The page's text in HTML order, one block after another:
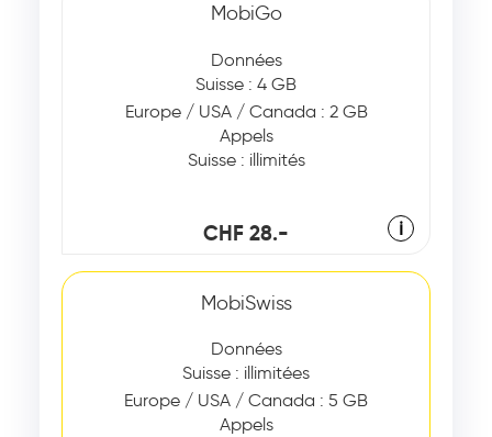
MobiGo
Données
Suisse : 4 GB
Europe / USA / Canada : 2 GB
Appels
Suisse : illimités
CHF 28.- ℹ
MobiSwiss
Données
Suisse : illimitées
Europe / USA / Canada : 5 GB
Appels